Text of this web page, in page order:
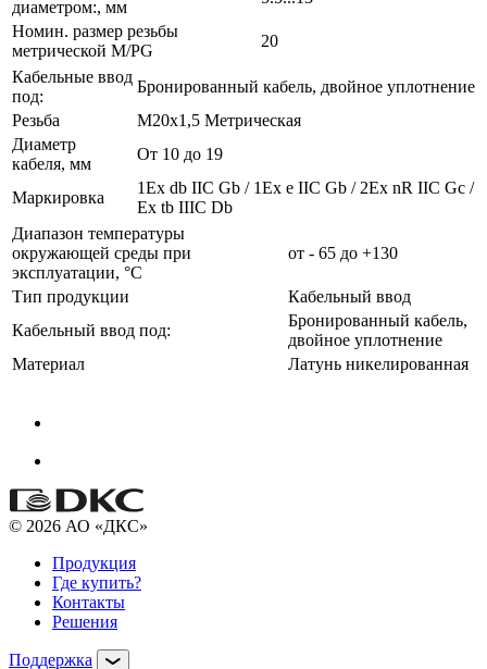
диаметром:, мм
Номин. размер резьбы
метрической M/PG
20
Кабельные ввод
под:
Бронированный кабель, двойное уплотнение
Резьба
M20х1,5 Метрическая
Диаметр
кабеля, мм
От 10 до 19
Маркировка
1Ex db IIC Gb / 1Ex e IIC Gb / 2Ex nR IIC Gc /
Ex tb IIIC Db
Диапазон температуры
окружающей среды при
эксплуатации, °C
от - 65 до +130
Тип продукции
Кабельный ввод
Кабельный ввод под:
Бронированный кабель,
двойное уплотнение
Материал
Латунь никелированная
© 2026 АО «ДКС»
Продукция
Где купить?
Контакты
Решения
Поддержка